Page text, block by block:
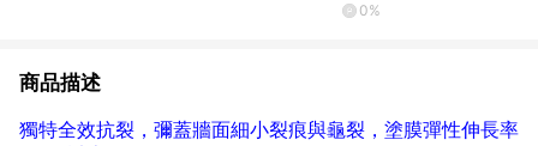
0%
商品描述
獨特全效抗裂，彌蓋牆面細小裂痕與龜裂，塗膜彈性伸長率